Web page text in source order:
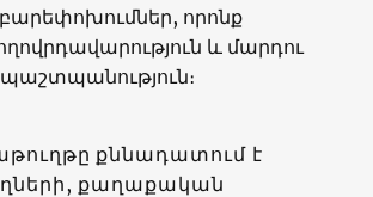
որոնք
և մարդու
քննադատում է
քաղաքական